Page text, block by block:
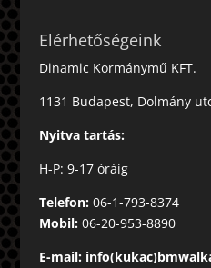
Elérhetőségeink
Dinamic Kormánymű KFT.
1131 Budapest, Dolmány
Nyitva tartás:
H-P: 9-17 óráig
Telefon:06-1-793-8374
Mobil:06-20-953-8890
E-mail: